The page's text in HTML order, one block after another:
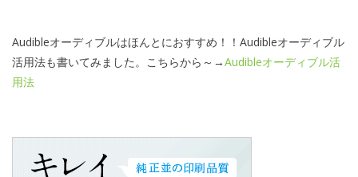
Audibleオーディブルはほんとにおすすめ！！Audibleオーディブル
活用法も書いてみました。こちらから～→Audibleオーディブル活
用法